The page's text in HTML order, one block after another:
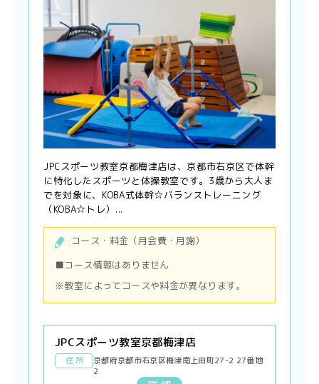
JPCスポーツ教室京都梅津店は、京都市右京区で体幹
に特化したスポーツと体操教室です。3歳から大人ま
でを対象に、KOBA式体幹☆バランストレーニング
（KOBA☆トレ）...
コース・料金（月会費・月謝）
■コース情報はありません
※教室によってコースや料金が異なります。
JPCスポーツ教室京都梅津店
住 所
京都府京都市右京区梅津南上田町27-2 27番地
2